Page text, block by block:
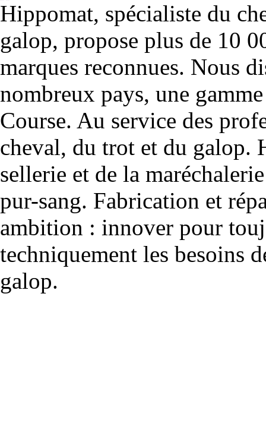
Hippomat, spécialiste du
galop, propose plus de 10
marques reconnues. Nous
nombreux pays, une
Course. Au service des
cheval, du trot et du galop.
sellerie et de la
pur-sang. Fabrication et
ambition : innover pour
techniquement les besoins
galop.